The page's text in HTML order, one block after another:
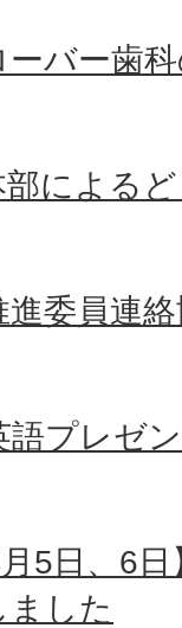
バー歯
部による
委員連
語プレゼ
5日、6
ました